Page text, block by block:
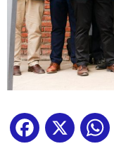
Facebook
X